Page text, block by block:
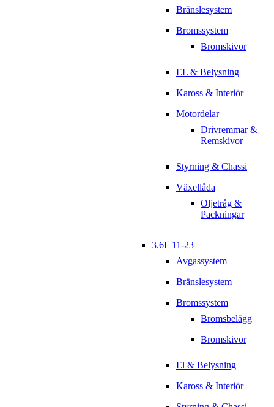
Bränslesystem
Bromssystem
Bromskivor
EL & Belysning
Kaross & Interiör
Motordelar
Drivremmar &
Remskivor
Styrning & Chassi
Växellåda
Oljetråg &
Packningar
3.6L 11-23
Avgassystem
Bränslesystem
Bromssystem
Bromsbelägg
Bromskivor
El & Belysning
Kaross & Interiör